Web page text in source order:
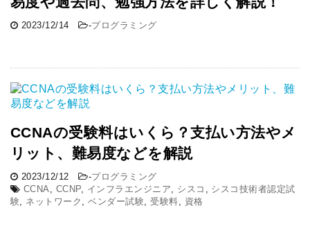
2023/12/14 -プログラミング
CCNAの受験料はいくら？支払い方法やメ
リット、難易度などを解説
2023/12/12 -プログラミング
CCNA, CCNP, インフラエンジニア, シスコ , シスコ技術者認定試
験, ネットワーク ,ベンダー試験,受験料, 資格